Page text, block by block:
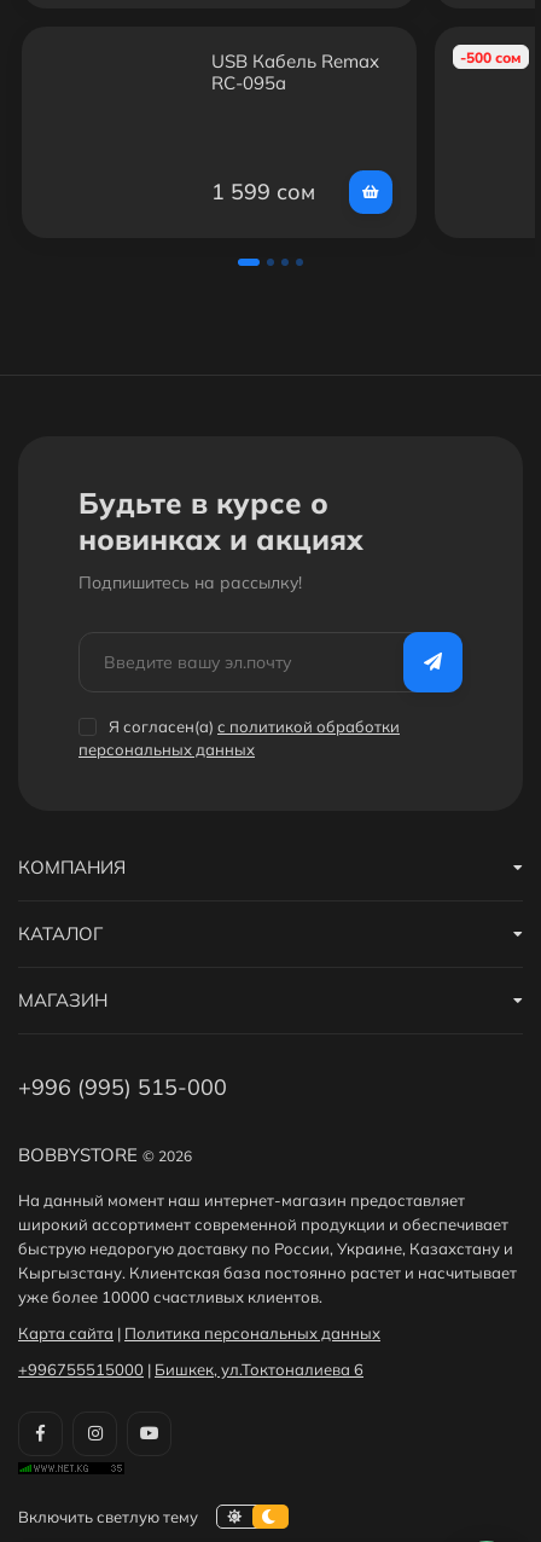
USB Кабель Remax
RC-095a
1 599 сом
-500 сом
Будьте в курсе о
новинках и акциях
Подпишитесь на рассылкy!
Я согласен(a) с политикой обработки
персональных данных
BOBBYSTORE © 2026
На данный момент наш интернет-магазин предоставляет
широкий ассортимент современной продукции и обеспечивает
быструю недорогую доставку по России, Украине, Казахстану и
Кыргызстану. Клиентская база постоянно растет и насчитывает
уже более 10000 счастливых клиентов.
Карта сайта | Политика персональных данных
+996755515000 | Бишкек, ул.Токтоналиева 6
КОМПАНИЯ
КАТАЛОГ
МАГАЗИН
+996 (995) 515-000